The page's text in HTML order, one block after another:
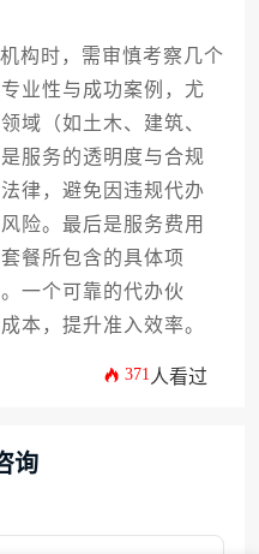
时，需审慎考察几个
业性与成功案例，尤
域（如土木、建筑、
服务的透明度与合规
律，避免因违规代办
险。最后是服务费用
餐所包含的具体项
一个可靠的代办伙
本，提升准入效率。
371 人看过
询